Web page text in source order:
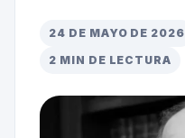
24 DE MAYO DE 2026
2 MIN DE LECTURA